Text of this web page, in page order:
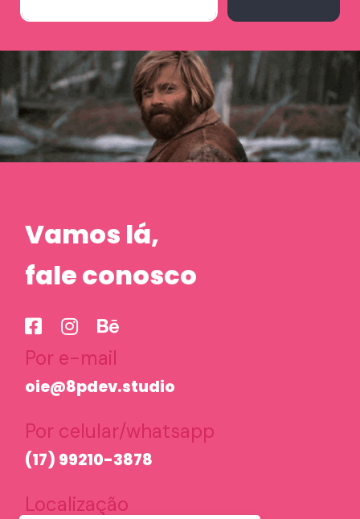
Vamos lá,
fale conosco
Por e-mail
oie@8pdev.studio
Por celular/whatsapp
(17) 99210-3878
Localização